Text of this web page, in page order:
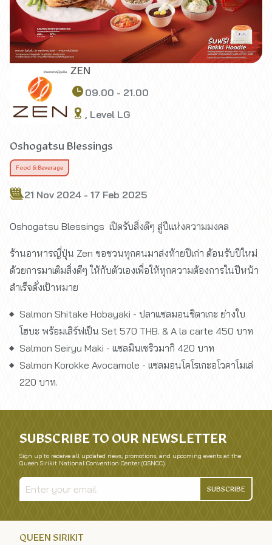
ZEN
09.00 - 21.00
, Level LG
Oshogatsu Blessings
Food & Beverage
21 Nov 2024 - 17 Feb 2025
Oshogatsu Blessings เปิดรับสิ่งดีๆ สู่ปีแห่งความมงคล
ร้านอาหารญี่ปุ่น Zen ขอชวนทุกคนมาส่งท้ายปีเก่า ต้อนรับปีใหม่
ด้วยการมาเติมสิ่งดีๆ ให้กับตัวเองเพื่อให้ทุกความต้องการในปีหน้า
สำเร็จดั่งเป้าหมาย
Salmon Shitake Hobayaki - ปลาแซลมอนชิตาเกะ ย่างใบ
โฮบะ พร้อมเสิร์ฟเป็น Set 570 THB. & A la carte 450 บาท
Salmon Seiryu Maki - แซลมินเซริวมากิ 420 บาท
Salmon Korokke Avocamole - เเซลมอนโคโรเกะอโวคาโมเล่
220 บาท.
SUBSCRIBE TO OUR NEWSLETTER
Sign up to receive all updated news, promotions, and upcoming events at the
Queen Sirikit National Convention Center (QSNCC).
SUBSCRIBE
QUEEN SIRIKIT